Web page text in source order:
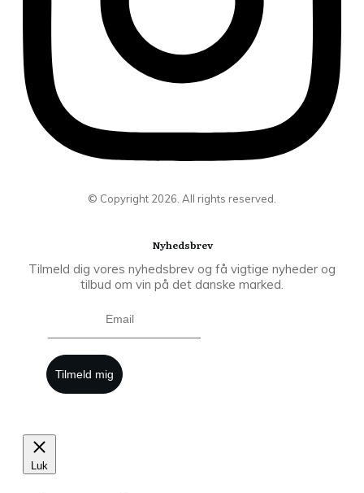
© Copyright 2026 . All rights reserved.
Nyhedsbrev
Tilmeld dig vores nyhedsbrev og få vigtige nyheder og
tilbud om vin på det danske marked.
Tilmeld mig
Luk